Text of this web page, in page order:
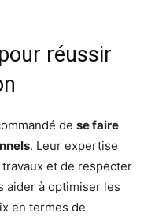
réussir
de se faire
. Leur expertise
et de respecter
aider à optimiser les
en termes de